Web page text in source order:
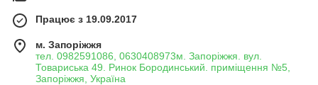
Працює з 19.09.2017
м. Запоріжжя
тел. 0982591086, 0630408973м. Запоріжжя. вул.
Товариська 49. Ринок Бородинський. приміщення №5,
Запоріжжя, Україна